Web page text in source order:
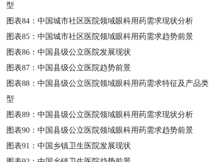
型
图表84：中国城市社区医院领域眼科用药需求现状分析
图表85：中国城市社区医院领域眼科用药需求趋势前景
图表86：中国县级公立医院发展现状
图表87：中国县级公立医院趋势前景
图表88：中国县级公立医院领域眼科用药需求特征及产品类
型
图表89：中国县级公立医院领域眼科用药需求现状分析
图表90：中国县级公立医院领域眼科用药需求趋势前景
图表91：中国乡镇卫生医院发展现状